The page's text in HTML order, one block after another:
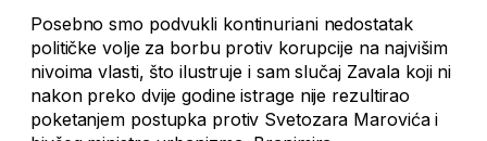
Posebno smo podvukli kontinuriani nedostatak
političke volje za borbu protiv korupcije na najvišim
nivoima vlasti, što ilustruje i sam slučaj Zavala koji ni
nakon preko dvije godine istrage nije rezultirao
poketanjem postupka protiv Svetozara Marovića i